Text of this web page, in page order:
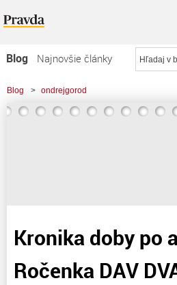
Blog
Najnovšie články
Najčítanejšie články
Najkomentovanejšie články
Blog > ondrejgorod
> Kronika doby po atentáte a storočnica
Kronika doby po
Ročenka DAV